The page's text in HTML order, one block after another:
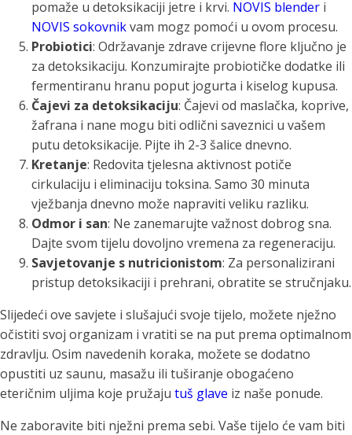
pomaže u detoksikaciji jetre i krvi. NOVIS blender i
NOVIS sokovnikvam mogz pomoći u ovom procesu.
Probiotici: Održavanje zdrave crijevne flore ključno je
za detoksikaciju. Konzumirajte probiotičke dodatke ili
fermentiranu hranu poput jogurta i kiselog kupusa.
Čajevi za detoksikaciju: Čajevi od maslačka, koprive,
žafrana i nane mogu biti odlični saveznici u vašem
putu detoksikacije. Pijte ih 2-3 šalice dnevno.
Kretanje: Redovita tjelesna aktivnost potiče
cirkulaciju i eliminaciju toksina. Samo 30 minuta
vježbanja dnevno može napraviti veliku razliku.
Odmor i san: Ne zanemarujte važnost dobrog sna.
Dajte svom tijelu dovoljno vremena za regeneraciju.
Savjetovanje s nutricionistom: Za personalizirani
pristup detoksikaciji i prehrani, obratite se stručnjaku.
Slijedeći ove savjete i slušajući svoje tijelo, možete nježno
očistiti svoj organizam i vratiti se na put prema optimalnom
zdravlju. Osim navedenih koraka, možete se dodatno
opustiti uz saunu, masažu ili tuširanje obogaćeno
eteričnim uljima koje pružaju tuš glave iz naše ponude.
Ne zaboravite biti nježni prema sebi. Vaše tijelo će vam biti